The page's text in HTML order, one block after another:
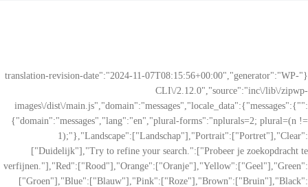
{"translation-revision-date":"2024-11-07T08:15:56+00:00","generator":"WP-
CLI\/2.12.0","source":"inc\/lib\/zipwp-
images\/dist\/main.js","domain":"messages","locale_data":{"messages":{"":
{"domain":"messages","lang":"en","plural-forms":"nplurals=2; plural=(n !=
1);"},"Landscape":["Landschap"],"Portrait":["Portret"],"Clear":
["Duidelijk"],"Try to refine your search.":["Probeer je zoekopdracht te
verfijnen."],"Red":["Rood"],"Orange":["Oranje"],"Yellow":["Geel"],"Green":
["Groen"],"Blue":["Blauw"],"Pink":["Roze"],"Brown":["Bruin"],"Black":